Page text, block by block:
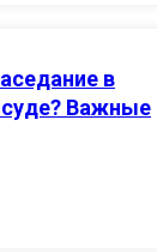
в
Важные